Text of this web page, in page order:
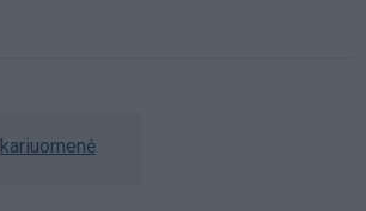
kariuomenė